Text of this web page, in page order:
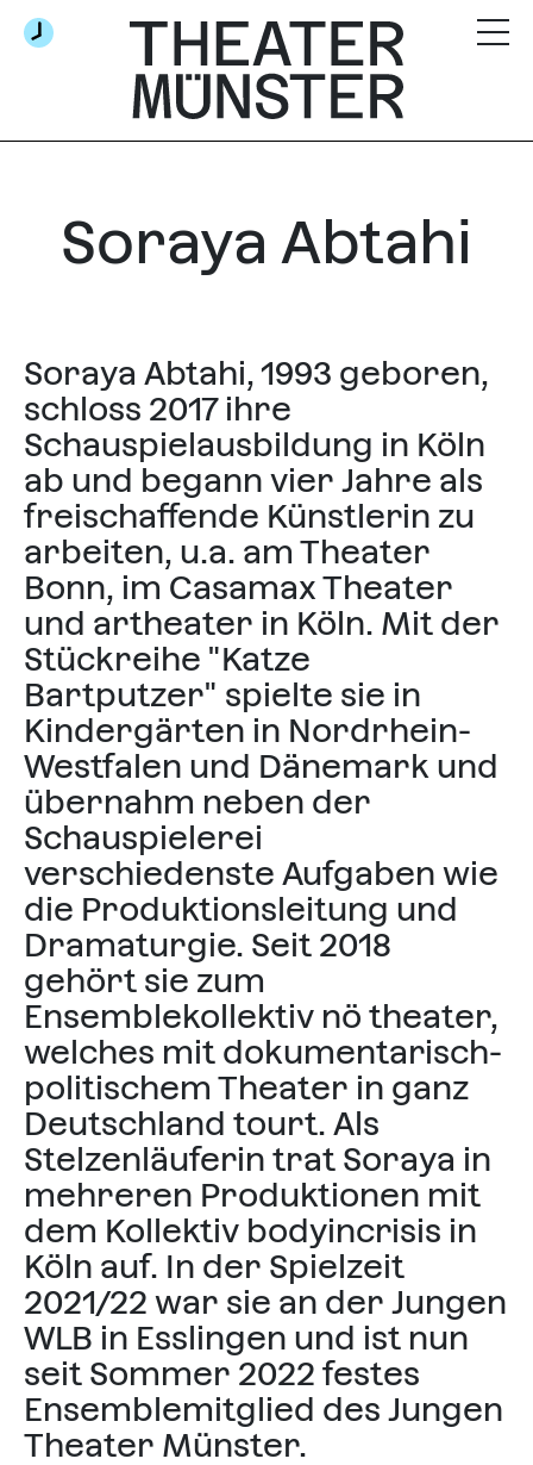
Soraya Abtahi
Soraya Abtahi, 1993 geboren,
schloss 2017 ihre
Schauspielausbildung in Köln
ab und begann vier Jahre als
freischaffende Künstlerin zu
arbeiten, u.a. am Theater
Bonn, im Casamax Theater
und artheater in Köln. Mit der
Stückreihe "Katze
Bartputzer" spielte sie in
Kindergärten in Nordrhein-
Westfalen und Dänemark und
übernahm neben der
Schauspielerei
verschiedenste Aufgaben wie
die Produktionsleitung und
Dramaturgie. Seit 2018
gehört sie zum
Ensemblekollektiv nö theater,
welches mit dokumentarisch-
politischem Theater in ganz
Deutschland tourt. Als
Stelzenläuferin trat Soraya in
mehreren Produktionen mit
dem Kollektiv bodyincrisis in
Köln auf. In der Spielzeit
2021/22 war sie an der Jungen
WLB in Esslingen und ist nun
seit Sommer 2022 festes
Ensemblemitglied des Jungen
Theater Münster.